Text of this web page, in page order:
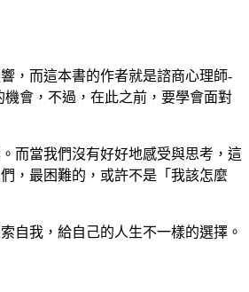
，而這本書的作者就是諮商心理師-
會，不過，在此之前，要學會面對
而當我們沒有好好地感受與思考，這
，最困難的，或許不是「我該怎麼
自我，給自己的人生不一樣的選擇。